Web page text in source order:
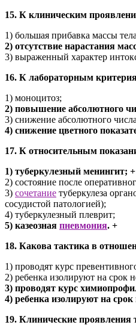
15. К клиническим
1) большая прибавка массы
2) отсутствие нарастания
3) выраженный характер
16. К лабораторным
1) моноцитоз;
2) повышение абсолютного
3) снижение абсолютного
4) снижение цветного
17. К относительным
1) туберкулезный менингит; +
2) состояние после
3) сочетание туберкулеза
сосудистой патологией);
4) туберкулезный плеврит;
5) казеозная пневмония. +
18. Какова тактика в
1) проводят курс
2) ребенка изолируют на срок
3) проводят курс
4) ребенка изолируют на
19. Клинические проявления